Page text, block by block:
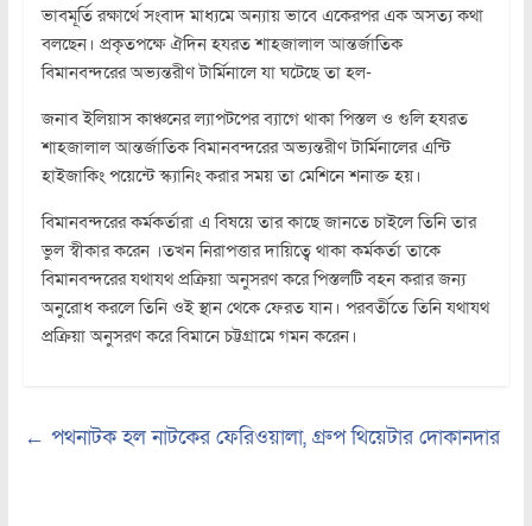
ভাবমূর্তি রক্ষার্থে সংবাদ মাধ্যমে অন্যায় ভাবে একেরপর এক অসত্য কথা
বলছেন। প্রকৃতপক্ষে ঐদিন হযরত শাহজালাল আন্তর্জাতিক
বিমানবন্দরের অভ্যন্তরীণ টার্মিনালে যা ঘটেছে তা হল-
জনাব ইলিয়াস কাঞ্চনের ল্যাপটপের ব্যাগে থাকা পিস্তল ও গুলি হযরত
শাহজালাল আন্তর্জাতিক বিমানবন্দরের অভ্যন্তরীণ টার্মিনালের এন্টি
হাইজাকিং পয়েন্টে স্ক্যানিং করার সময় তা মেশিনে শনাক্ত হয়।
বিমানবন্দরের কর্মকর্তারা এ বিষয়ে তার কাছে জানতে চাইলে তিনি তার
ভুল স্বীকার করেন ।তখন নিরাপত্তার দায়িত্বে থাকা কর্মকর্তা তাকে
বিমানবন্দরের যথাযথ প্রক্রিয়া অনুসরণ করে পিস্তলটি বহন করার জন্য
অনুরোধ করলে তিনি ওই স্থান থেকে ফেরত যান। পরবর্তীতে তিনি যথাযথ
প্রক্রিয়া অনুসরণ করে বিমানে চট্টগ্রামে গমন করেন।
← পথনাটক হল নাটকের ফেরিওয়ালা, গ্রুপ থিয়েটার দোকানদার